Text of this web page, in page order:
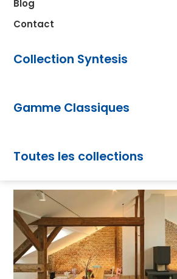
Blog
Contact
Collection Syntesis
Gamme Classiques
Toutes les collections